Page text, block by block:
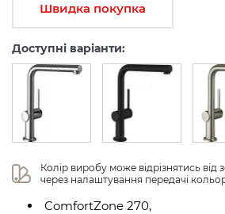
Швидка покупка
Доступні варіанти:
Колір виробу може відрізнятись від
через налаштування передачі
ComfortZone 270,